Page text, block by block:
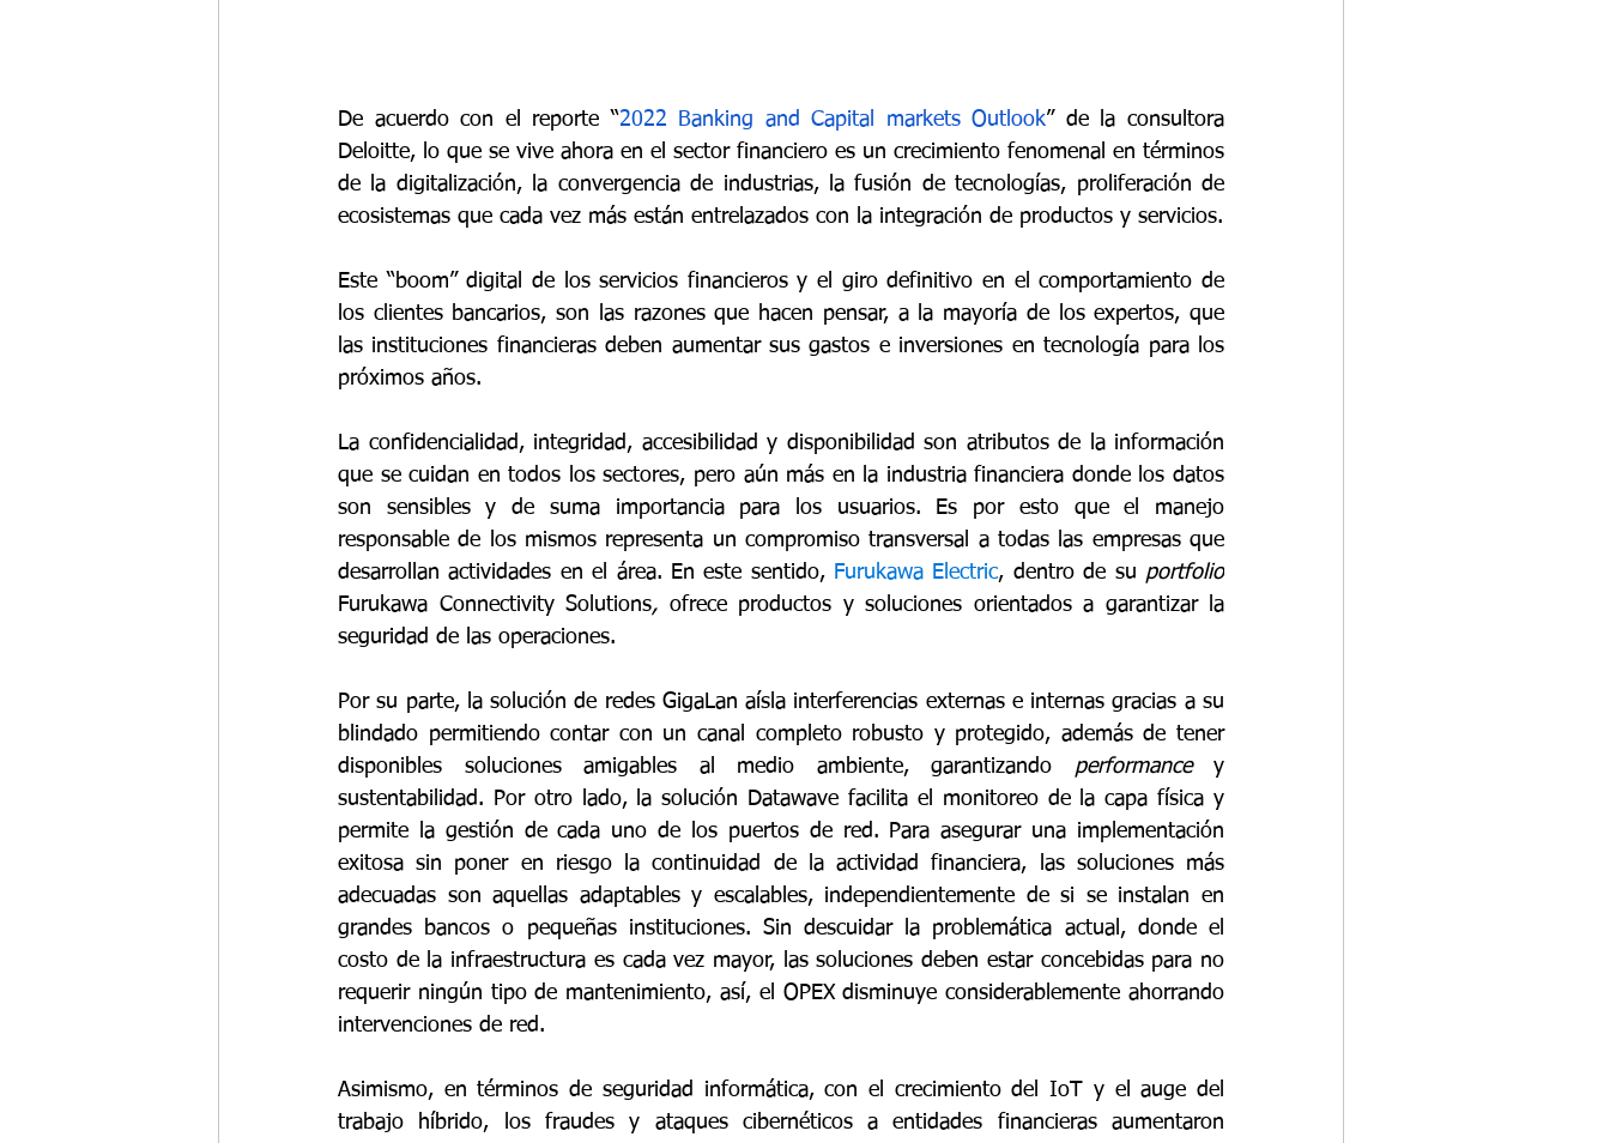
De acuerdo con el reporte “2022 Banking and Capital markets Outlook” de la consultora
Deloitte, lo que se vive ahora en el sector financiero es un crecimiento fenomenal en términos
de la digitalización, la convergencia de industrias, la fusión de tecnologías, proliferación de
Este “boom” digital de los servicios financieros y el giro definitivo en el comportamiento de
los clientes bancarios, son las razones que hacen pensar, a la mayoría de los expertos, que
las instituciones financieras deben aumentar sus gastos e inversiones en tecnología para los
próximos años.
La confidencialidad, integridad, accesibilidad y disponibilidad son atributos de la información
que se cuidan en todos los sectores, pero aún más en la industria financiera donde los datos
son sensibles y de suma importancia para los usuarios. Es por esto que el manejo
responsable de los mismos representa un compromiso transversal a todas las empresas que
desarrollan actividades en el área. En este sentido, Furukawa Electric, dentro de su portfolio
Furukawa Connectivity Solutions, ofrece productos y soluciones orientados a garantizar la
seguridad de las operaciones.
Por su parte, la solución de redes GigaLan aísla interferencias externas e internas gracias a su
blindado permitiendo contar con un canal completo robusto y protegido, además de tener
disponibles soluciones amigables al medio ambiente, garantizando performance y
sustentabilidad. Por otro lado, la solución Datawave facilita el monitoreo de la capa física y
permite la gestión de cada uno de los puertos de red. Para asegurar una implementación
exitosa sin poner en riesgo la continuidad de la actividad financiera, las soluciones más
adecuadas son aquellas adaptables y escalables, independientemente de si se instalan en
grandes bancos o pequeñas instituciones. Sin descuidar la problemática actual, donde el
costo de la infraestructura es cada vez mayor, las soluciones deben estar concebidas para no
requerir ningún tipo de mantenimiento, así, el OPEX disminuye considerablemente ahorrando
intervenciones de red.
Asimismo, en términos de seguridad informática, con el crecimiento del IoT y el auge del
trabajo híbrido, los fraudes y ataques cibernéticos a entidades financieras aumentaron